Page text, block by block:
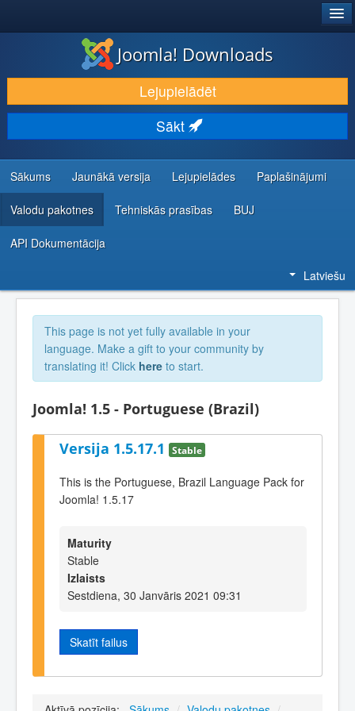
LEJUPIELĀDĒT UN PAPLAŠINĀT
ATKLĀJ UN IEMĀCIES
KOPIENA UN ATBALSTS
IZSTRĀDĀTĀJU RESURSI
Joomla! Downloads
Lejupielādēt
Sākt
Sākums Jaunākā versija Lejupielādes Paplašinājumi
Valodu pakotnes Tehniskās prasības BUJ
API Dokumentācija
Latviešu
This page is not yet fully available in your
language. Make a gift to your community by
translating it! Click here to start.
Joomla! 1.5 - Portuguese (Brazil)
Versija 1.5.17.1 Stable
This is the Portuguese, Brazil Language Pack for
Joomla! 1.5.17
Maturity
Stable
Izlaists
Sestdiena, 30 Janvāris 2021 09:31
Skatīt failus